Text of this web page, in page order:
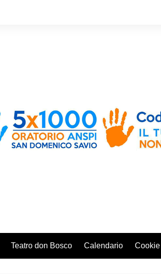
Teatro don Bosco Calendario